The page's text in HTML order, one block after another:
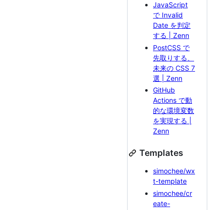
JavaScript
で Invalid
Date を判定
する | Zenn
PostCSS で
先取りする、
未来の CSS 7
選 | Zenn
GitHub
Actions で動
的な環境変数
を実現する |
Zenn
Templates
simochee/wx
t-template
simochee/cr
eate-